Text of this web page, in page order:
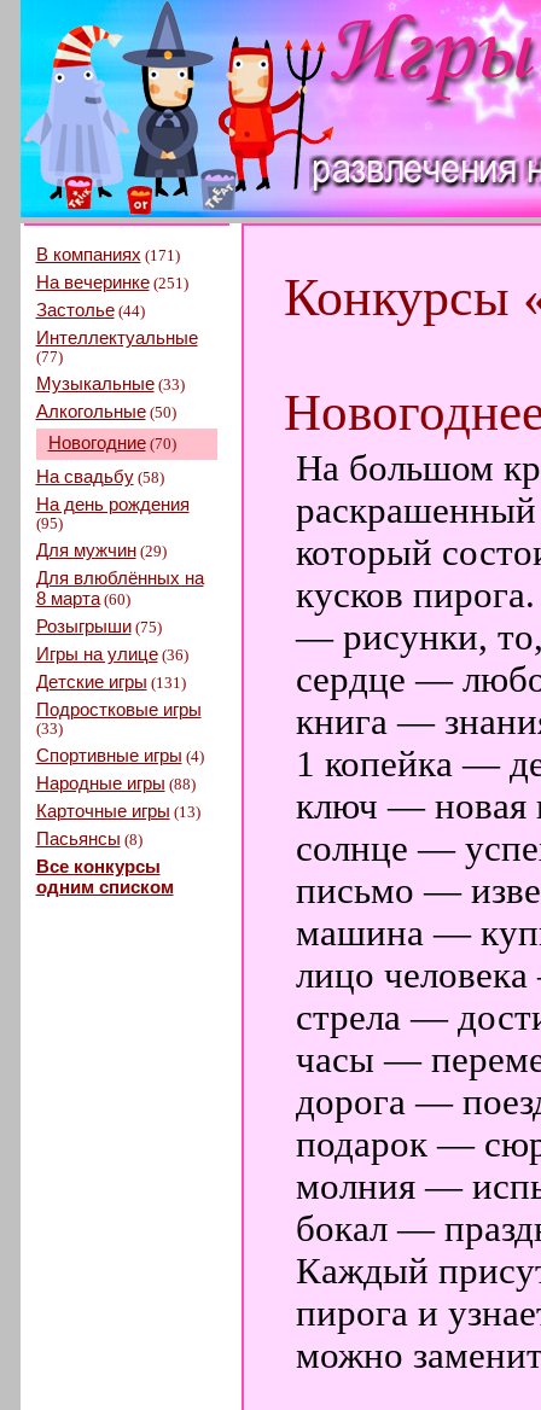
В компаниях (171)
На вечеринке(251)
Застолье(44)
Интеллектуальные
(77)
Музыкальные(33)
Алкогольные(50)
Новогодние(70)
На свадьбу(58)
На день рождения
(95)
Для мужчин(29)
Для влюблённых на
8 марта(60)
Розыгрыши(75)
Игры на улице(36)
Детские игры (131)
Подростковые игры
(33)
Спортивные игры (4)
Народные игры (88)
Карточные игры (13)
Пасьянсы (8)
Все конкурсы
одним списком
Конкурсы
На большом
раскрашенный
который
кусков
— рисунки,
сердце —
книга —
1 копейка —
ключ — новая
солнце —
письмо —
машина —
лицо
стрела —
часы —
дорога —
подарок —
молния —
бокал —
Каждый
пирога и
можно